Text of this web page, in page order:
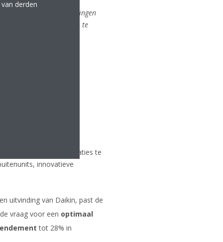
HVAC-oplossingen
uit het Daikin-portfolio te
door de seizoensprestaties te
innovatieve
uitvinding van Daikin, past de
vraag voor een optimaal
tot 28% in
derden